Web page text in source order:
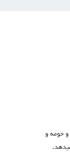
حومه و